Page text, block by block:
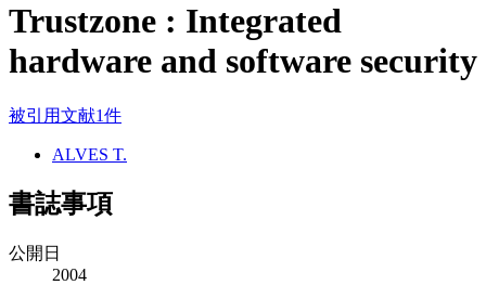
Trustzone : Integrated
hardware and software security
被引用文献1件
ALVES T.
書誌事項
公開日
2004